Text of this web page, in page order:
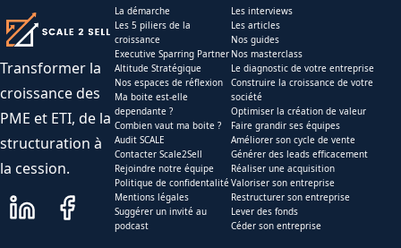
Transformer la
croissance des
PME et ETI, de la
structuration à
la cession.
La démarche
Les 5 piliers de la
croissance
Executive Sparring Partner
Altitude Stratégique
Nos espaces de réflexion
Ma boite est-elle
dependante ?
Combien vaut ma boite ?
Audit SCALE
Contacter Scale2Sell
Rejoindre notre équipe
Politique de confidentalité
Mentions légales
Suggérer un invité au
podcast
Les interviews
Les articles
Nos guides
Nos masterclass
Le diagnostic de votre entreprise
Construire la croissance de votre
société
Optimiser la création de valeur
Faire grandir ses équipes
Améliorer son cycle de vente
Générer des leads efficacement
Réaliser une acquisition
Valoriser son entreprise
Restructurer son entreprise
Lever des fonds
Céder son entreprise